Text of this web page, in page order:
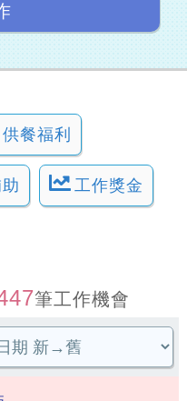
供餐福利
工作獎金
筆工作機會